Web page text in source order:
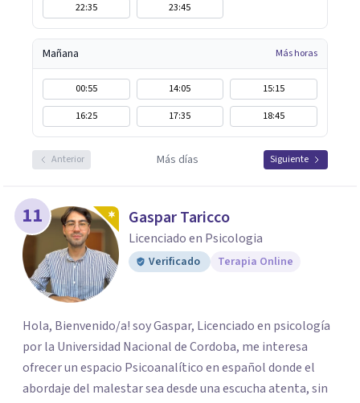
22:35
23:45
Mañana Más horas
00:55 14:05
15:15
16:25
17:35 18:45
Anterior Más días Siguiente
11 Gaspar Taricco
Licenciado en Psicologia
Verificado Terapia Online
Hola, Bienvenido/a! soy Gaspar, Licenciado en psicología
por la Universidad Nacional de Cordoba, me interesa
ofrecer un espacio Psicoanalítico en español donde el
abordaje del malestar sea desde una escucha atenta, sin